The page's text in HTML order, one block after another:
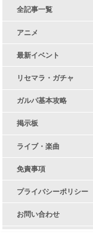
全記事一覧
アニメ
最新イベント
リセマラ・ガチャ
ガルパ基本攻略
掲示板
ライブ・楽曲
免責事項
プライバシーポリシー
お問い合わせ